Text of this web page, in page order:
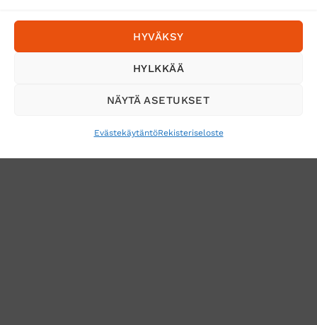
HYVÄKSY
HYLKKÄÄ
NÄYTÄ ASETUKSET
EvästekäytäntöRekisteriseloste
Tilaa uutiskirje ja saat erikoisalennuksia